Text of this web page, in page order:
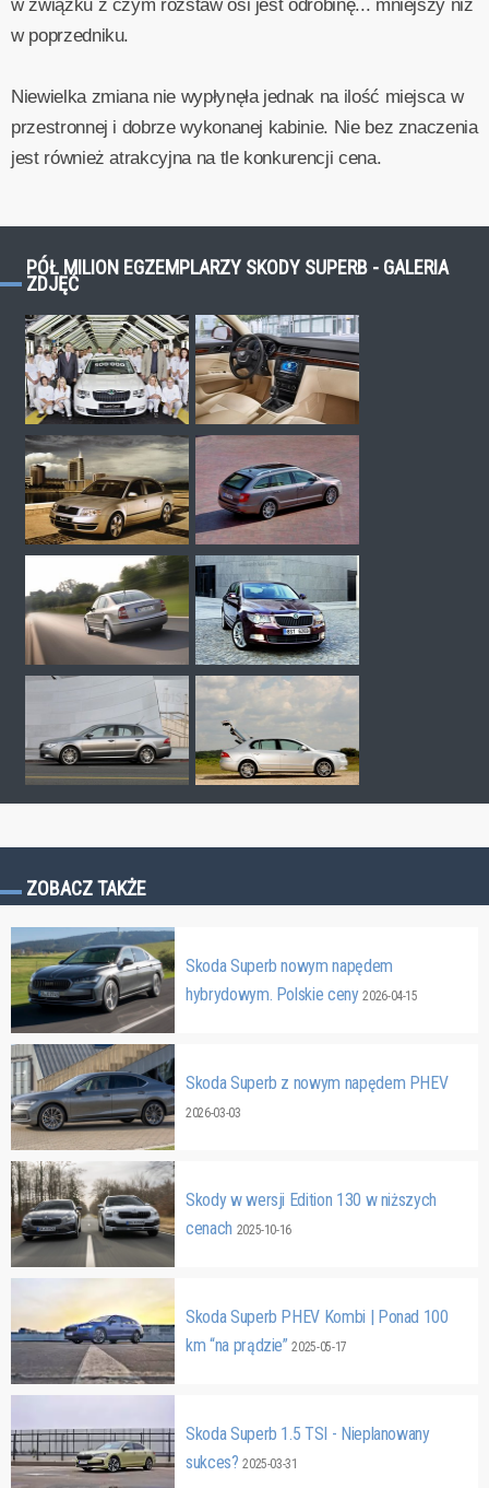
w związku z czym rozstaw osi jest odrobinę... mniejszy niż
w poprzedniku.
Niewielka zmiana nie wypłynęła jednak na ilość miejsca w
przestronnej i dobrze wykonanej kabinie. Nie bez znaczenia
jest również atrakcyjna na tle konkurencji cena.
PÓŁ MILION EGZEMPLARZY SKODY SUPERB - GALERIA
ZDJĘĆ
ZOBACZ TAKŻE
Skoda Superb nowym napędem
hybrydowym. Polskie ceny2026-04-15
Skoda Superb z nowym napędem PHEV
2026-03-03
Skody w wersji Edition 130 w niższych
cenach 2025-10-16
Skoda Superb PHEV Kombi | Ponad 100
km “na prądzie”2025-05-17
Skoda Superb 1.5 TSI - Nieplanowany
sukces?2025-03-31